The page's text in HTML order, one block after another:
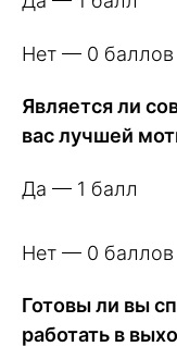
Нет — 0 баллов
Является ли
вас лучшей
Да — 1 балл
Нет — 0 баллов
Готовы ли вы
работать в